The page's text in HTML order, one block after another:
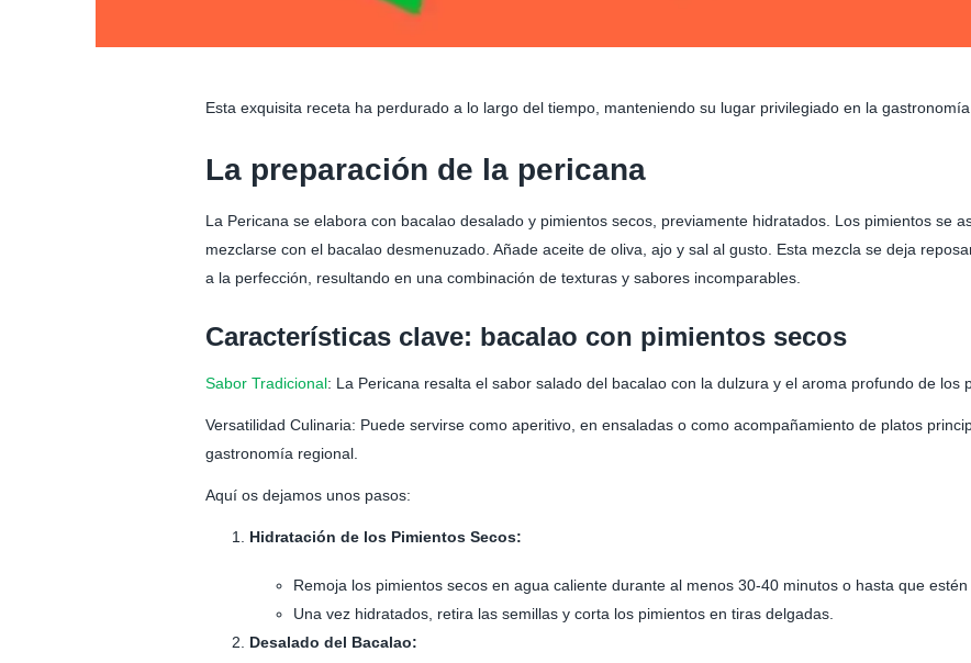
Esta exquisita receta ha perdurado a lo largo del tiempo, manteniendo su lugar privilegiado en la gastronomía
La preparación de la pericana
La Pericana se elabora con bacalao desalado y pimientos secos, previamente hidratados. Los pimientos se
mezclarse con el bacalao desmenuzado. Añade aceite de oliva, ajo y sal al gusto. Esta mezcla se deja
a la perfección, resultando en una combinación de texturas y sabores incomparables.
Características clave: bacalao con pimientos secos
Sabor Tradicional: La Pericana resalta el sabor salado del bacalao con la dulzura y el aroma profundo de los
Versatilidad Culinaria: Puede servirse como aperitivo, en ensaladas o como acompañamiento de platos
gastronomía regional.
Aquí os dejamos unos pasos:
Hidratación de los Pimientos Secos:
Remoja los pimientos secos en agua caliente durante al menos 30-40 minutos o hasta que
Una vez hidratados, retira las semillas y corta los pimientos en tiras delgadas.
Desalado del Bacalao: